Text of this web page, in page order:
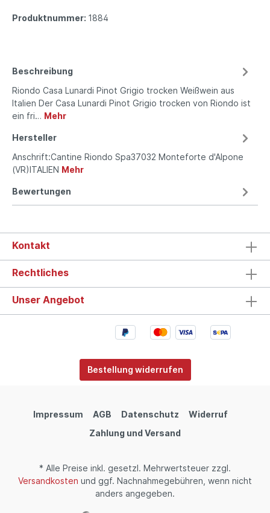
Produktnummer: 1884
Beschreibung
Riondo Casa Lunardi Pinot Grigio trocken Weißwein aus
Italien Der Casa Lunardi Pinot Grigio trocken von Riondo ist
ein fri… Mehr
Hersteller
Anschrift:Cantine Riondo Spa37032 Monteforte d'Alpone
(VR)ITALIEN Mehr
Bewertungen
Kontakt
Rechtliches
Unser Angebot
Bestellung widerrufen
Impressum AGB Datenschutz
Widerruf
Zahlung und Versand
* Alle Preise inkl. gesetzl. Mehrwertsteuer zzgl.
Versandkosten und ggf. Nachnahmegebühren, wenn nicht
anders angegeben.